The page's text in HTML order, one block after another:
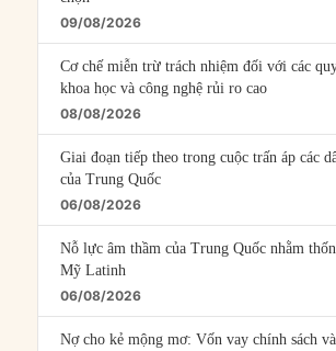
09/08/2026
Cơ chế miễn trừ trách nhiệm đối với các
khoa học và công nghệ rủi ro cao
08/08/2026
Giai đoạn tiếp theo trong cuộc trấn áp các
của Trung Quốc
06/08/2026
Nỗ lực âm thầm của Trung Quốc nhằm
Mỹ Latinh
06/08/2026
Nợ cho kẻ mộng mơ: Vốn vay chính sách